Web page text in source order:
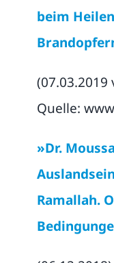
beim
Quelle:
»Dr.
Ramallah.